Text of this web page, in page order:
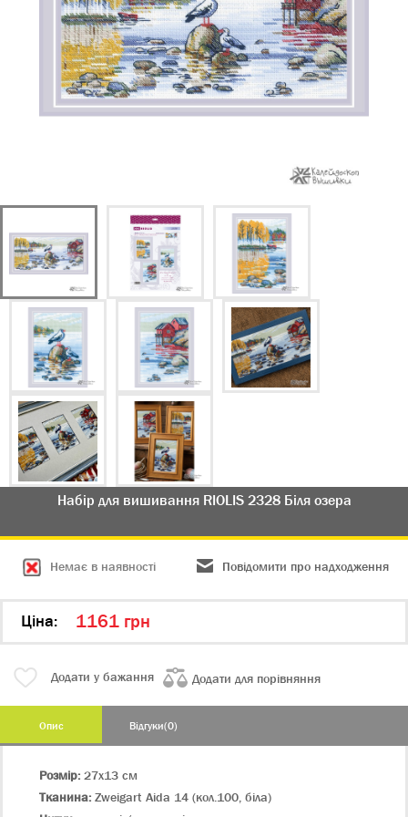
Набір для вишивання RIOLIS 2328 Біля озера
Немає в наявності Повідомити про надходження
Цiна: 1161 грн
Додати у бажання Додати для порівняння
Опис Відгуки(0)
Розмір: 27х13 см
Тканина: Zweigart Aida 14 (кол.100, біла)